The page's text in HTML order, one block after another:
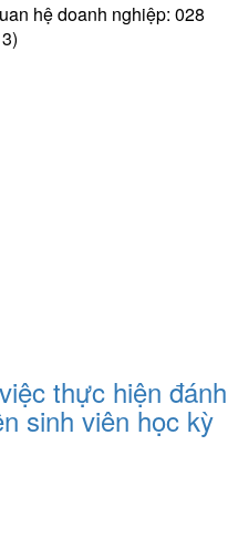
hệ doanh nghiệp: 028
thực hiện đánh
sinh viên học kỳ